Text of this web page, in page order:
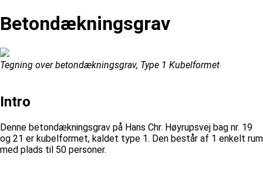
Betondækningsgrav
Tegning over betondækningsgrav, Type 1 Kubelformet
Intro
Denne betondækningsgrav på Hans Chr. Høyrupsvej bag nr. 19
og 21 er kubelformet, kaldet type 1. Den består af 1 enkelt rum
med plads til 50 personer.